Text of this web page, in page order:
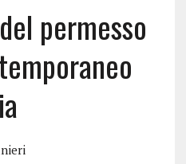
permesso